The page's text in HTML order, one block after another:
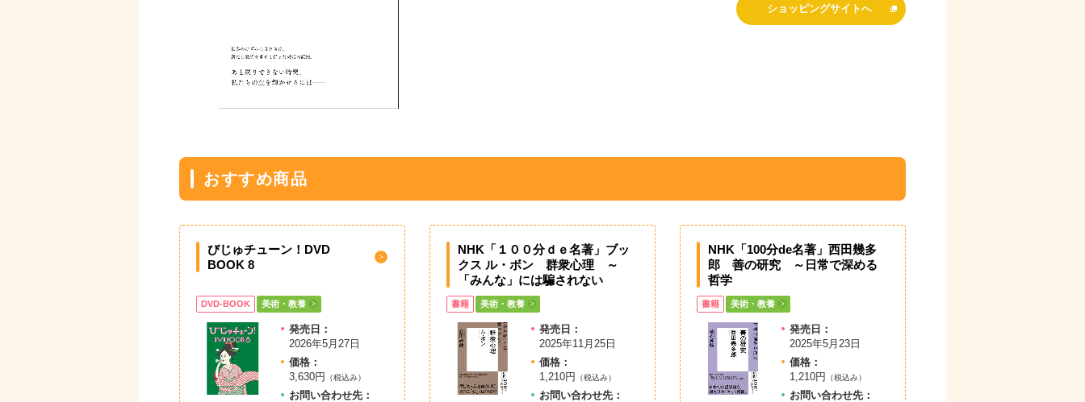
ショッピングサイトへ
おすすめ商品
びじゅチューン！DVD
BOOK 8
DVD-BOOK 美術・教養
発売日：
2026年5月27日
価格：
3,630円
（税込み）
お問い合わせ先：
NHK「１００分ｄｅ名著」ブッ
クス ル・ボン 群衆心理 ～
「みんな」には騙されない
書籍 美術・教養
発売日：
2025年11月25日
価格：
1,210円
（税込み）
お問い合わせ先：
NHK「100分de名著」西田幾多
郎 善の研究 ～日常で深める
哲学
書籍 美術・教養
発売日：
2025年5月23日
価格：
1,210円
（税込み）
お問い合わせ先：